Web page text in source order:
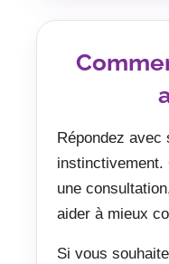
Répondez avec
instinctivement.
une
aider à mieux
Si vous